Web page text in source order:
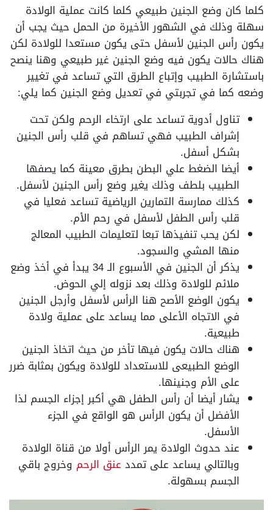
كلما كان وضع الجنين طبيعي كلما كانت عملية الولادة
سهلة وذلك في الشهور الأخيرة من الحمل حيث يجب أن
يكون رأس الجنين لأسفل حتى يكون مستعدا للولادة لكن
هناك حالات يكون فيه وضع الجنين غير طبيعي وهنا ينصح
باستشارة الطبيب وإتباع الطرق التي تساعد في تغيير
وضعه كما في تجربتي في تعديل وضع الجنين كما يلي:
تناول أدوية تساعد على ارتخاء الرحم ولكن تحت
إشراف الطبيب فهي تساهم في قلب رأس الجنين
بشكل أسفل.
أيضا الضغط علي البطن بطرق معينة كما يصفها
الطبيب بلطف وذلك يغير وضع رأس الجنين لأسفل.
كذلك ممارسة التمارين الرياضية تساعد فعليا في
قلب رأس الطفل لأسفل في رحم الأم.
لكن يحب تنفيذها تبعا لتعليمات الطبيب المعالج
منها المشي والسجود.
يذكر أن الجنين في الأسبوع الـ 34 يبدأ في أخذ وضع
ملائم للولادة وذلك بعد نزوله إلي الحوض.
يكون الوضع الأصح هنا الرأس لأسفل وأرجل الجنين
في الاتجاه الأعلى مما يساعد على عملية ولادة
طبيعية.
هناك حالات يكون فيها تأخر من حيث اتخاذ الجنين
الوضع الطبيعى للاستعداد للولادة ويكون بمثابة ضرر
على الأم وجنينها.
يشار أيضا أن رأس الطفل هي أكبر إجزاء الجسم لذا
الأفضل أن يكون الرأس هو الواقع في الجزء
الأسفل.
عند حدوث الولادة يمر الرأس أولا من قناة الولادة
وبالتالي يساعد على تمدد عنق الرحم وخروج باقي
الجسم بسهولة.